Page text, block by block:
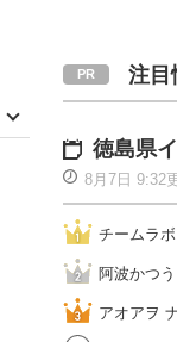
注目
徳島県
8月7日 9:32
チームラ
阿波かつ
アオアヲ